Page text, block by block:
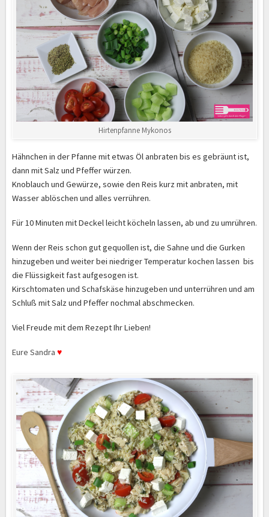
Hirtenpfanne Mykonos
Hähnchen in der Pfanne mit etwas Öl anbraten bis es gebräunt ist,
dann mit Salz und Pfeffer würzen.
Knoblauch und Gewürze, sowie den Reis kurz mit anbraten, mit
Wasser ablöschen und alles verrühren.
Für 10 Minuten mit Deckel leicht köcheln lassen, ab und zu umrühren.
Wenn der Reis schon gut gequollen ist, die Sahne und die Gurken
hinzugeben und weiter bei niedriger Temperatur kochen lassen bis
die Flüssigkeit fast aufgesogen ist.
Kirschtomaten und Schafskäse hinzugeben und unterrühren und am
Schluß mitSalz und Pfeffer nochmal abschmecken.
Viel Freude mit dem Rezept Ihr Lieben!
Eure Sandra ♥